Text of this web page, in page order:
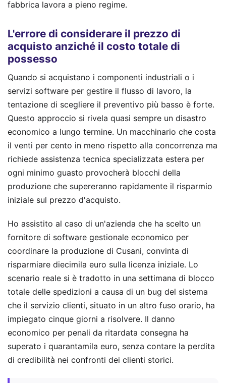
fabbrica lavora a pieno regime.
L'errore di considerare il prezzo di
acquisto anziché il costo totale di
possesso
Quando si acquistano i componenti industriali o i
servizi software per gestire il flusso di lavoro, la
tentazione di scegliere il preventivo più basso è forte.
Questo approccio si rivela quasi sempre un disastro
economico a lungo termine. Un macchinario che costa
il venti per cento in meno rispetto alla concorrenza ma
richiede assistenza tecnica specializzata estera per
ogni minimo guasto provocherà blocchi della
produzione che supereranno rapidamente il risparmio
iniziale sul prezzo d'acquisto.
Ho assistito al caso di un'azienda che ha scelto un
fornitore di software gestionale economico per
coordinare la produzione di Cusani, convinta di
risparmiare diecimila euro sulla licenza iniziale. Lo
scenario reale si è tradotto in una settimana di blocco
totale delle spedizioni a causa di un bug del sistema
che il servizio clienti, situato in un altro fuso orario, ha
impiegato cinque giorni a risolvere. Il danno
economico per penali da ritardata consegna ha
superato i quarantamila euro, senza contare la perdita
di credibilità nei confronti dei clienti storici.